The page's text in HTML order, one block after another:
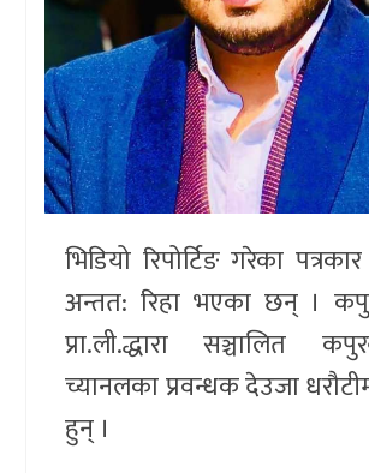
भिडियो रिपोर्टिङ गरेका
अन्तत: रिहा भएका छन् ।
प्रा.ली.द्धारा सञ्चालित
च्यानलका प्रवन्धक देउजा
हुन् ।